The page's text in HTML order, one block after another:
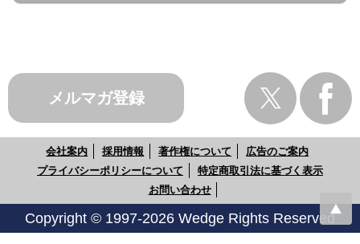
メルマガ登録
会社案内 採用情報 著作権について
広告のご案内
プライバシーポリシーについて
特定商取引法に基づく表示
お問い合わせ
Copyright © 1997-2026 Wedge Rights Reserved